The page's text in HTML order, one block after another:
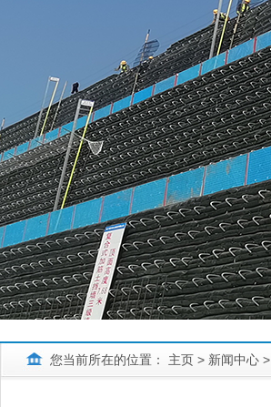
您当前所在的位置： 主页 > 新闻中心 >